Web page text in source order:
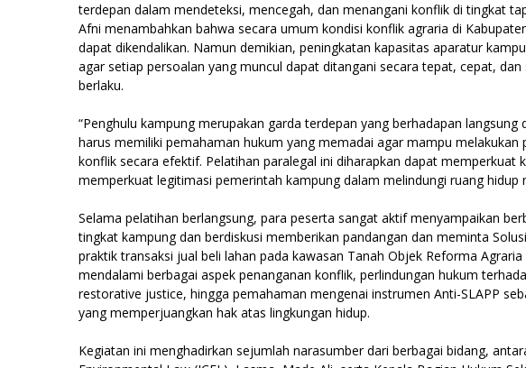
terdepan dalam mendeteksi, mencegah, dan menangani konflik di tingkat
Afni menambahkan bahwa secara umum kondisi konflik agraria di
dapat dikendalikan. Namun demikian, peningkatan kapasitas aparatur
agar setiap persoalan yang muncul dapat ditangani secara tepat, cepat,
berlaku.
“Penghulu kampung merupakan garda terdepan yang berhadapan
harus memiliki pemahaman hukum yang memadai agar mampu melakukan
konflik secara efektif. Pelatihan paralegal ini diharapkan dapat memperkuat
memperkuat legitimasi pemerintah kampung dalam melindungi ruang hidup
Selama pelatihan berlangsung, para peserta sangat aktif menyampaikan
tingkat kampung dan berdiskusi memberikan pandangan dan meminta
praktik transaksi jual beli lahan pada kawasan Tanah Objek Reforma
mendalami berbagai aspek penanganan konflik, perlindungan hukum
restorative justice, hingga pemahaman mengenai instrumen Anti-SLAPP
yang memperjuangkan hak atas lingkungan hidup.
Kegiatan ini menghadirkan sejumlah narasumber dari berbagai bidang,